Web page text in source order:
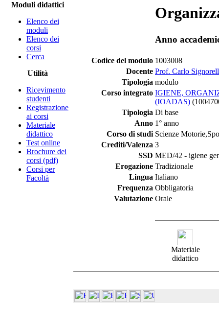
Moduli didattici
Elenco dei
moduli
Elenco dei
corsi
Cerca
Utilità
Ricevimento
studenti
Registrazione
ai corsi
Materiale
didattico
Test online
Brochure dei
corsi (pdf)
Corsi per
Facoltà
Anno
Codice del modulo 1003008
Docente Prof. Carlo
Tipologia modulo
Corso integrato IGIENE,
(IOADAS)
Tipologia Di base
Anno 1° anno
Corso di studi Scienze
Crediti/Valenza 3
SSD MED/42 - igiene
Erogazione Tradizionale
Lingua Italiano
Frequenza Obbligatoria
Valutazione Orale
Materiale
didattico